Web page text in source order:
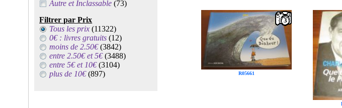
Autre et Inclassable (73)
Filtrer par Prix
Tous les prix(11322)
0€ : livres gratuits (12)
moins de 2.50€(3842)
entre 2.50€ et 5€(3488)
entre 5€ et 10€(3104)
plus de 10€(897) R05661
3